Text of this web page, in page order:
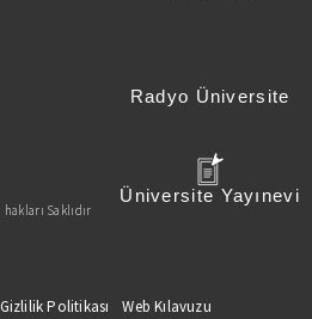
Radyo Üniversite
Üniversite Yayınevi
Saklıdır
Gizlilik Politikası Web Kılavuzu